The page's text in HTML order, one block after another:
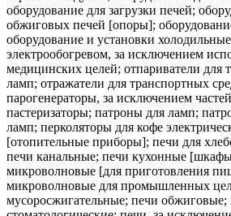
оборудование для загрузки печей;
обжиговых печей [опоры];
оборудование и установки
электрообогревом, за исключением
медицинских целей; отпариватели для
ламп; отражатели для транспортных
парогенераторы, за исключением
пастеризаторы; патроны для ламп;
ламп; перколяторы для кофе
[отопительные приборы]; печи для
печи канальные; печи кухонные
микроволновые [для приготовления
микроволновые для промышленных
мусоросжигательные; печи